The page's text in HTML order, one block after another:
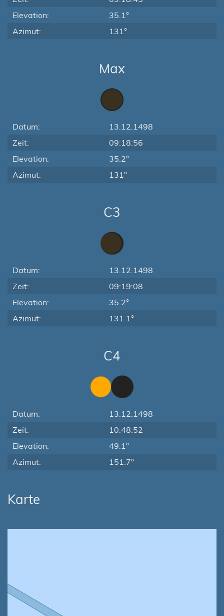
Elevation:
35.1°
Azimut:
131°
Max
Datum:
13.12.1498
Zeit:
09:18:56
Elevation:
35.2°
Azimut:
131°
C3
Datum:
13.12.1498
Zeit:
09:19:08
Elevation:
35.2°
Azimut:
131.1°
C4
Datum:
13.12.1498
Zeit:
10:48:52
Elevation:
49.1°
Azimut:
151.7°
Karte